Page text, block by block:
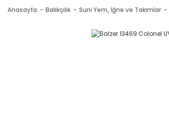
Anasayfa Balıkçılık Suni Yem, İğne ve Takımlar